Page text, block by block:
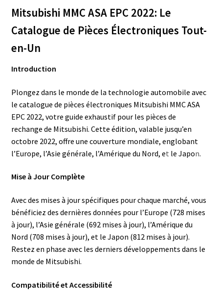
Mitsubishi MMC ASA EPC 2022: Le
Catalogue de Pièces Électroniques Tout-
en-Un
Introduction
Plongez dans le monde de la technologie automobile avec
le catalogue de pièces électroniques Mitsubishi MMC ASA
EPC 2022, votre guide exhaustif pour les pièces de
rechange de Mitsubishi. Cette édition, valable jusqu’en
octobre 2022, offre une couverture mondiale, englobant
l’Europe, l’Asie générale, l’Amérique du Nord, et le Japon.
Mise à Jour Complète
Avec des mises à jour spécifiques pour chaque marché, vous
bénéficiez des dernières données pour l’Europe (728 mises
à jour), l’Asie générale (692 mises à jour), l’Amérique du
Nord (708 mises à jour), et le Japon (812 mises à jour).
Restez en phase avec les derniers développements dans le
monde de Mitsubishi.
Compatibilité et Accessibilité